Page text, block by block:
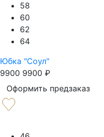
58
60
62
64
Юбка "Соул"
9900 9900 ₽
Оформить предзаказ